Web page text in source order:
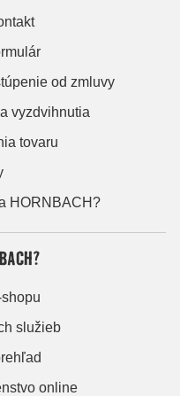
od zmluvy
vyzdvihnutia
tovaru
HORNBACH?
služieb
online